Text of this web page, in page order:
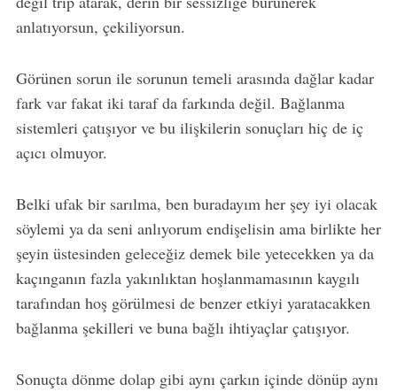
anlatıyorsun, çekiliyorsun.
Görünen sorun ile sorunun temeli arasında dağlar kadar
fark var fakat iki taraf da farkında değil. Bağlanma
sistemleri çatışıyor ve bu ilişkilerin sonuçları hiç de iç
açıcı olmuyor.
Belki ufak bir sarılma, ben buradayım her şey iyi olacak
söylemi ya da seni anlıyorum endişelisin ama birlikte her
şeyin üstesinden geleceğiz demek bile yetecekken ya da
kaçınganın fazla yakınlıktan hoşlanmamasının kaygılı
tarafından hoş görülmesi de benzer etkiyi yaratacakken
bağlanma şekilleri ve buna bağlı ihtiyaçlar çatışıyor.
Sonuçta dönme dolap gibi aynı çarkın içinde dönüp aynı